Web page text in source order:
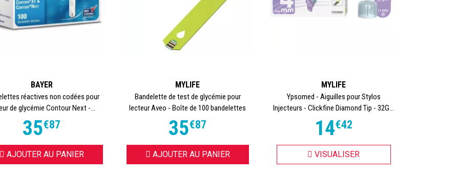
BAYER
réactives non codées pour
de glycémie Contour Next -...
35€87
AJOUTER AU PANIER
MYLIFE
Bandelette de test de glycémie pour
lecteur Aveo - Boîte de 100 bandelettes
35€87
AJOUTER AU PANIER
MYLIFE
Ypsomed - Aiguilles pour Stylos
Injecteurs - Clickfine Diamond Tip - 32G...
14€42
VISUALISER